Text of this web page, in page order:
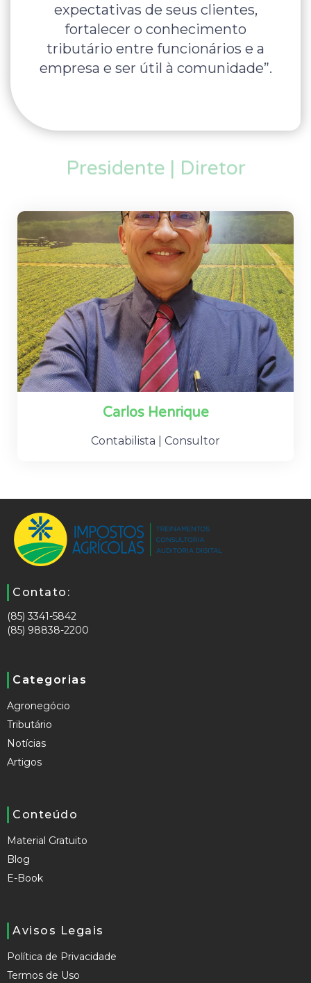
Presidente | Diretor
Carlos Henrique
Contabilista | Consultor
expectativas de seus clientes,
fortalecer o conhecimento
tributário entre funcionários e a
empresa e ser útil à comunidade”.
Contato:
(85) 3341-5842
(85) 98838-2200
Categorias
Agronegócio
Tributário
Notícias
Artigos
Conteúdo
Material Gratuito
Blog
E-Book
Avisos Legais
Política de Privacidade
Termos de Uso